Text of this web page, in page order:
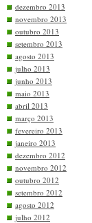
dezembro 2013
novembro 2013
outubro 2013
setembro 2013
agosto 2013
julho 2013
junho 2013
maio 2013
abril 2013
março 2013
fevereiro 2013
janeiro 2013
dezembro 2012
novembro 2012
outubro 2012
setembro 2012
agosto 2012
julho 2012